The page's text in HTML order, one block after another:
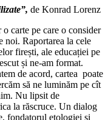
de Konrad Lorenz
carte pe care o consider
noi. Raportarea la cele
firești, ale educației pe
și ne-am format.
de acord, cartea poate
să ne luminăm pe cît
Nu lipsit de
la răscruce. Un dialog
fondatorul etologiei și